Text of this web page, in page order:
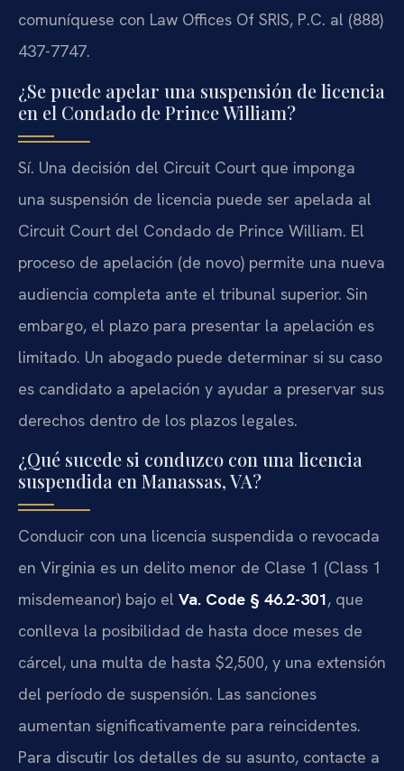
comuníquese con Law Offices Of SRIS, P.C. al (888)
437-7747.
¿Se puede apelar una suspensión de licencia
en el Condado de Prince William?
Sí. Una decisión del Circuit Court que imponga
una suspensión de licencia puede ser apelada al
Circuit Court del Condado de Prince William. El
proceso de apelación (de novo) permite una nueva
audiencia completa ante el tribunal superior. Sin
embargo, el plazo para presentar la apelación es
limitado. Un abogado puede determinar si su caso
es candidato a apelación y ayudar a preservar sus
derechos dentro de los plazos legales.
¿Qué sucede si conduzco con una licencia
suspendida en Manassas, VA?
Conducir con una licencia suspendida o revocada
en Virginia es un delito menor de Clase 1 (Class 1
misdemeanor) bajo el Va. Code § 46.2-301, que
conlleva la posibilidad de hasta doce meses de
cárcel, una multa de hasta $2,500, y una extensión
del período de suspensión. Las sanciones
aumentan significativamente para reincidentes.
Para discutir los detalles de su asunto, contacte a